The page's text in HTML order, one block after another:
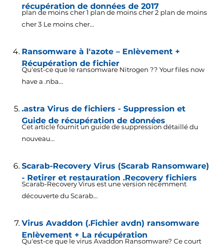
récupération de données de 2017
plan de moins cher 1 plan de moins cher 2 plan de moins
cher 3 Le moins cher...
Ransomware à l'azote – Enlèvement +
Récupération de fichier
Qu'est-ce que le ransomware Nitrogen ?? Your files now
have a .nba...
.astra Virus de fichiers - Suppression et
Guide de récupération de données
Cet article fournit un guide de suppression détaillé du
nouveau...
Scarab-Recovery Virus (Scarab Ransomware)
- Retirer et restauration .Recovery fichiers
Scarab-Recovery Virus est une version récemment
découverte du Scarab...
Virus Avaddon (.Fichier avdn) ransomware
Enlèvement + La récupération
Qu'est-ce que le virus Avaddon Ransomware? Ce court